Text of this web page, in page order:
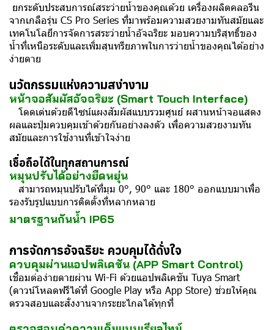
ยกระดับประสบการณ์สระว่ายน้ำของคุณด้วย เครื่องผลิตคลอรีน
จากเกลือรุ่น CS Pro Series ที่มาพร้อมความสวยงามทันสมัยและ
เทคโนโลยีการจัดการสระว่ายน้ำอัจฉริยะ มอบความบริสุทธิ์ของ
น้ำที่เหนือระดับและเพิ่มสุนทรียภาพในการว่ายน้ำของคุณได้อย่าง
ง่ายดาย
นวัตกรรมแห่งความสง่างาม
หน้าจอสัมผัสอัจฉริยะ (Smart Touch Interface)
โดดเด่นด้วยดีไซน์แผงสัมผัสแบบรวมศูนย์ ผสานหน้าจอแสดง
ผลและปุ่มควบคุมเข้าด้วยกันอย่างลงตัว เพื่อความสวยงามทัน
สมัยและการใช้งานที่เข้าใจง่าย
เชื่อถือได้ในทุกสถานการณ์
หมุนปรับได้อย่างยืดหยุ่น
สามารถหมุนปรับได้ที่มุม 0°, 90° และ 180° ออกแบบมาเพื่อ
รองรับรูปแบบการติดตั้งที่หลากหลาย
มาตรฐานกันน้ำ IP65
การจัดการอัจฉริยะ ควบคุมได้ดั่งใจ
ควบคุมผ่านแอปพลิเคชัน (APP Smart Control)
เชื่อมต่อง่ายดายผ่าน Wi-Fi ด้วยแอปพลิเคชัน Tuya Smart
(ดาวน์โหลดฟรีได้ที่ Google Play หรือ App Store) ช่วยให้คุณ
ตรวจสอบและสั่งงานจากระยะไกลได้ทุกที่